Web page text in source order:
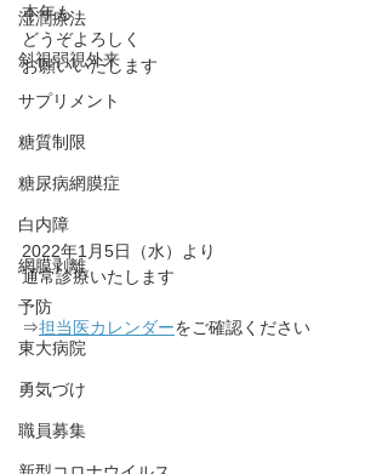
湿潤療法
斜視弱視外来
サプリメント
糖質制限
糖尿病網膜症
白内障
網膜剥離
予防
東大病院
勇気づけ
職員募集
本年も
どうぞよろしく
お願いいたします
2022年1月5日（水）より
通常診療いたします
⇒担当医カレンダーをご確認ください